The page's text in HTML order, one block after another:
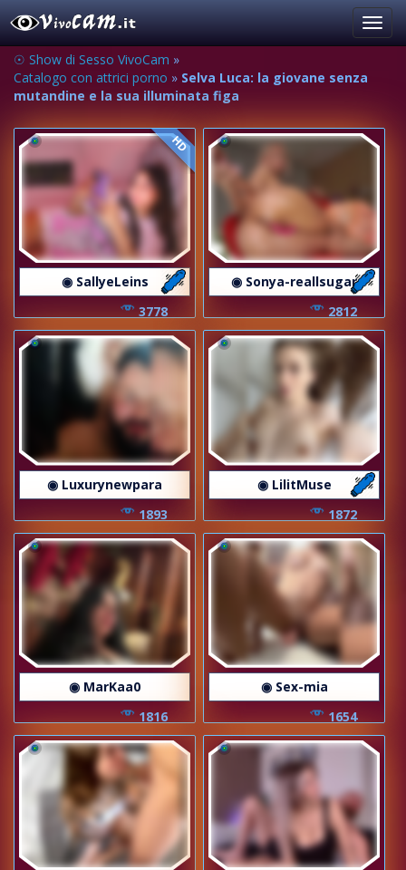
☉ Show di Sesso VivoCam »
Catalogo con attrici porno » Selva Luca: la giovane senza
mutandine e la sua illuminata figa
HD
◉ SallyeLeins
3778
◉ Sonya-reallsugar
2812
◉ Luxurynewpara
1893
◉ LilitMuse
1872
◉ MarKaa0
1816
◉ Sex-mia
1654